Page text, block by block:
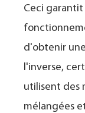
Ceci
d'obtenir
l'inverse,
utilisent des
mélangées